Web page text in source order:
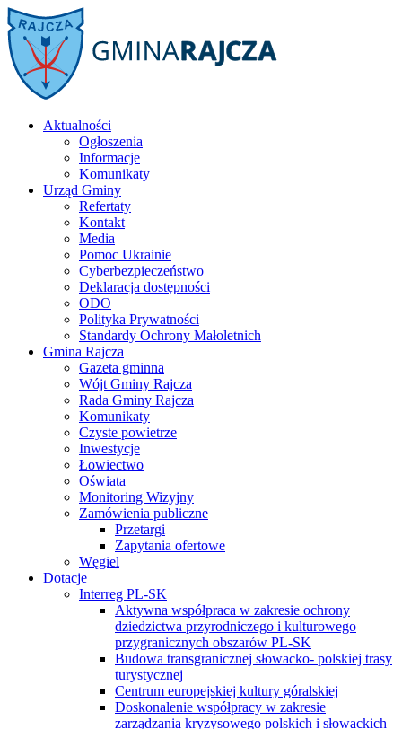
Aktualności
Ogłoszenia
Informacje
Komunikaty
Urząd Gminy
Refertaty
Kontakt
Media
Pomoc Ukrainie
Cyberbezpieczeństwo
Deklaracja dostępności
ODO
Polityka Prywatności
Standardy Ochrony Małoletnich
Gmina Rajcza
Gazeta gminna
Wójt Gminy Rajcza
Rada Gminy Rajcza
Komunikaty
Czyste powietrze
Inwestycje
Łowiectwo
Oświata
Monitoring Wizyjny
Zamówienia publiczne
Przetargi
Zapytania ofertowe
Węgiel
Dotacje
Interreg PL-SK
Aktywna współpraca w zakresie ochrony
dziedzictwa przyrodniczego i kulturowego
przygranicznych obszarów PL-SK
Budowa transgranicznej słowacko- polskiej trasy
turystycznej
Centrum europejskiej kultury góralskiej
Doskonalenie współpracy w zakresie
zarządzania kryzysowego polskich i słowackich